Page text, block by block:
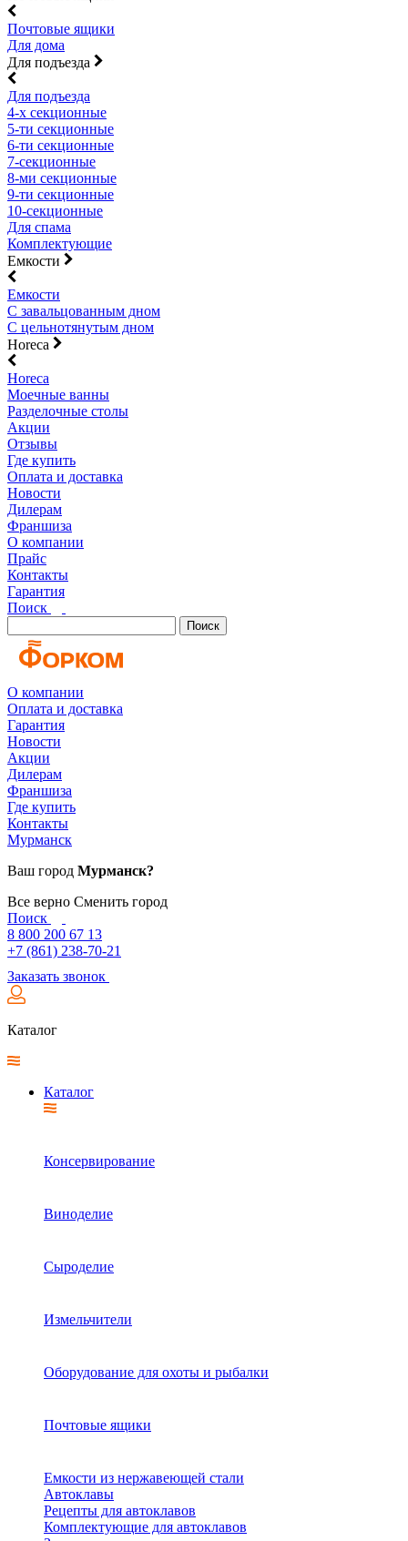
Почтовые ящики
Для дома
Для подъезда
Для подъезда
4-х секционные
5-ти секционные
6-ти секционные
7-секционные
8-ми секционные
9-ти секционные
10-секционные
Для спама
Комплектующие
Емкости
Емкости
С завальцованным дном
С цельнотянутым дном
Horeca
Horeca
Моечные ванны
Разделочные столы
Акции
Отзывы
Где купить
Оплата и доставка
Новости
Дилерам
Франшиза
О компании
Прайс
Контакты
Гарантия
Поиск
Поиск
О компании
Оплата и доставка
Гарантия
Новости
Акции
Дилерам
Франшиза
Где купить
Контакты
Мурманск
Ваш город Мурманск?
Все верно Сменить город
Поиск
8 800 200 67 13
+7 (861) 238-70-21
Заказать звонок
Каталог
Каталог
Консервирование
Виноделие
Сыроделие
Измельчители
Оборудование для охоты и рыбалки
Почтовые ящики
Емкости из нержавеющей стали
Автоклавы
Рецепты для автоклавов
Комплектующие для автоклавов